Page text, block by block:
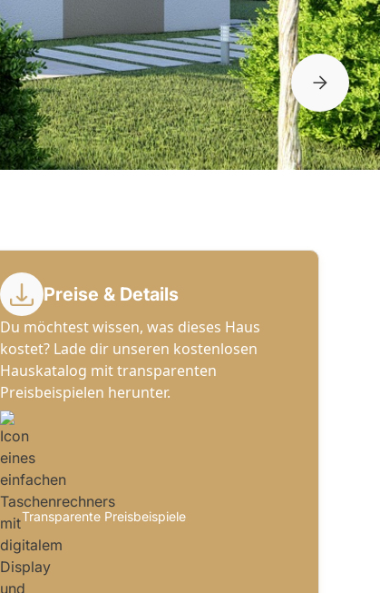
Preise & Details
Du möchtest wissen, was dieses Haus
kostet? Lade dir unseren kostenlosen
Hauskatalog mit transparenten
Preisbeispielen herunter.
Transparente Preisbeispiele